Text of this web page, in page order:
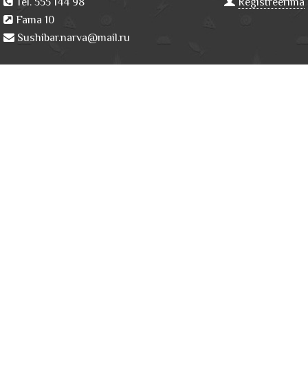
Fama 10
Sushibar.narva@mail.ru